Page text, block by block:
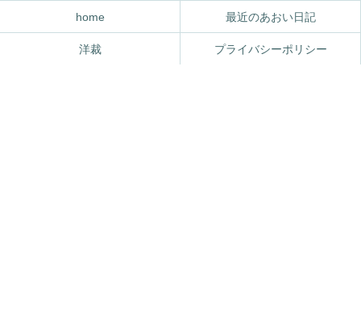
home 最近のあおい日記
洋裁 プライバシーポリシー